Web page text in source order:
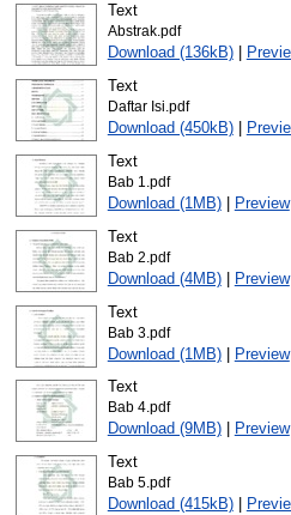
Text
Abstrak.pdf
Download (136kB)|
Text
Daftar Isi.pdf
Download (450kB)|
Text
Bab 1.pdf
Download (1MB)|
Preview
Text
Bab 2.pdf
Download (4MB)|
Preview
Text
Bab 3.pdf
Download (1MB)| Preview
Text
Bab 4.pdf
Download (9MB)|
Preview
Text
Bab 5.pdf
Download (415kB)|